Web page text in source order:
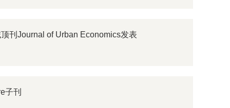
刊Journal of Urban Economics发表
子刊